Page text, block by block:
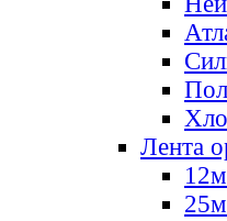
Лента